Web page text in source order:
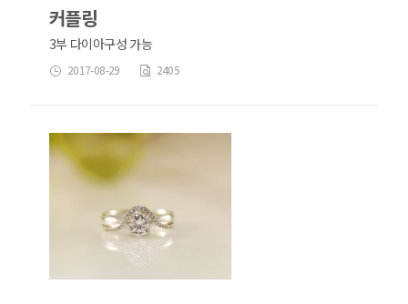
커플링
3부 다이아구성 가능
2017-08-29 2405